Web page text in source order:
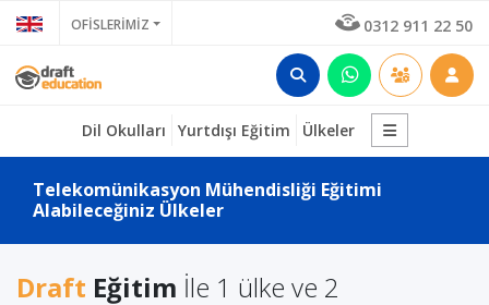
OFİSLERİMİZ 0312 911 22 50
Dil Okulları Yurtdışı Eğitim Ülkeler
Telekomünikasyon Mühendisliği Eğitimi
Alabileceğiniz Ülkeler
Draft Eğitim İle 1 ülke ve 2